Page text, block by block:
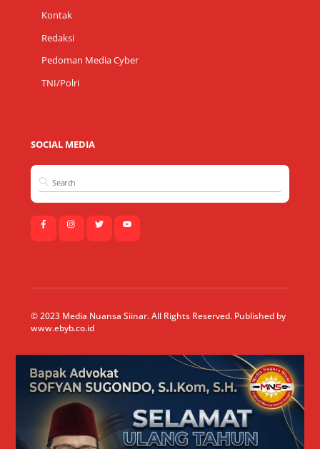
Kontak
Redaksi
Pedoman Media Cyber
TNI/Polri
SOCIAL MEDIA
© 2023 Media Nuansa Siinar. All Rights Reserved. Published by
www.ebyb.co.id